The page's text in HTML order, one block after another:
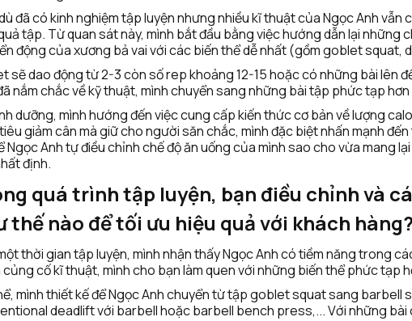
đã có kinh nghiệm tập luyện nhưng nhiều kĩ thuật của Ngọc Anh vẫn
tập. Từ quan sát này, mình bắt đầu bằng việc hướng dẫn lại những
động của xương bả vai với các biến thể dễ nhất (gồm goblet squat,
sẽ dao động từ 2-3 còn số rep khoảng 12-15 hoặc có những bài lên
nắm chắc về kỹ thuật, mình chuyển sang những bài tập phức tạp
dưỡng, mình hướng đến việc cung cấp kiến thức cơ bản về lượng
giảm cân mà giữ cho người săn chắc, mình đặc biệt nhấn mạnh
Ngọc Anh tự điều chỉnh chế độ ăn uống của mình sao cho vừa mang
định.
quá trình tập luyện, bạn điều chỉnh và
thế nào để tối ưu hiệu quả với khách hàng?
thời gian tập luyện, mình nhận thấy Ngọc Anh có tiềm năng trong
cố kĩ thuật, mình cho bạn làm quen với những biến thể phức tạp
mình thiết kế để Ngọc Anh chuyển từ tập goblet squat sang barbell
deadlift với barbell hoặc barbell bench press,... Với những